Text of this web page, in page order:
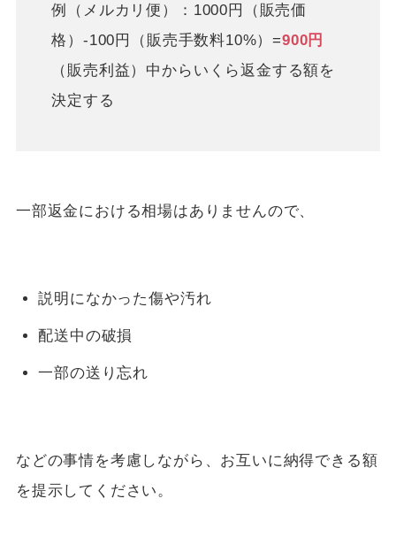
例（メルカリ便）：1000円（販売価
格）-100円（販売手数料10%）=900円
（販売利益）中からいくら返金する額を
決定する
一部返金における相場はありませんので、
説明になかった傷や汚れ
配送中の破損
一部の送り忘れ
などの事情を考慮しながら、お互いに納得できる額
を提示してください。